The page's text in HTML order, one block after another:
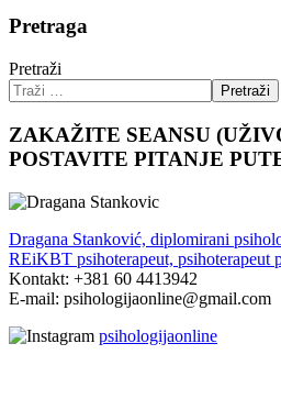
Pretraga
Pretraži
Pretraži
ZAKAŽITE SEANSU
POSTAVITE PITANJE
Dragana Stanković, diplomirani
REiKBT psihoterapeut, psihoterapeut
Kontakt: +381 60 4413942
E-mail: psihologijaonline@gmail.com
psihologijaonline